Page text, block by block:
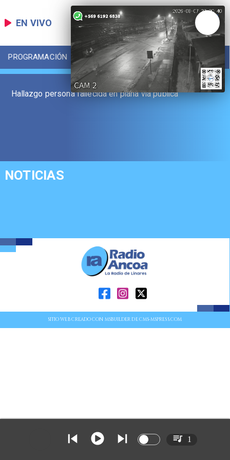
EN VIVO
PROGRAMACIÓN LOCAL DEPORTES
Hallazgo persona fallecida en plana vía pública
NOTICIAS
SITIO WEB CREADO CON MSBUILDER DE CMS-MSPRESS.COM
1